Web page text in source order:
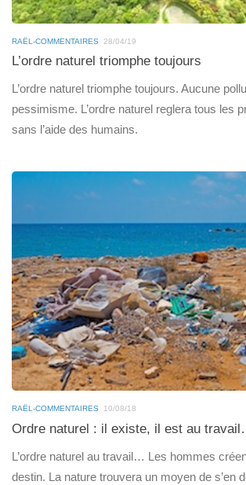
RAËL-COMMENTAIRES 28/04/19
L’ordre naturel triomphe toujours
L’ordre naturel triomphe toujours. Aucune
pessimisme. L’ordre naturel reglera tous les
sans l’aide des humains.
RAËL-COMMENTAIRES 10/08/18
Ordre naturel : il existe, il est au
L’ordre naturel au travail… Les hommes
destin. La nature trouvera un moyen de s’en